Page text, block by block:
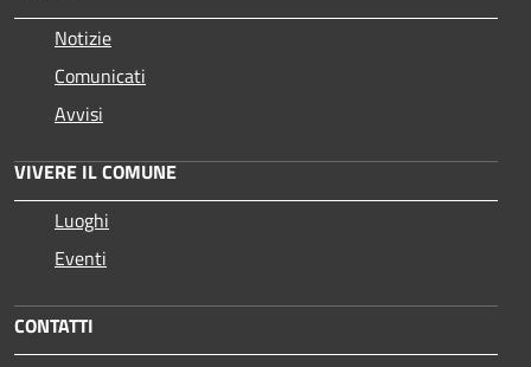
Notizie
Comunicati
Avvisi
VIVERE IL COMUNE
Luoghi
Eventi
CONTATTI